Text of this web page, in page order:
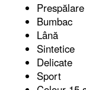
Prespălare
Bumbac
Lână
Sintetice
Delicate
Sport